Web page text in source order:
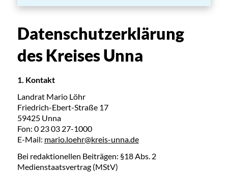
Datenschutzerklärung
des Kreises Unna
1. Kontakt
Landrat Mario Löhr
Friedrich-Ebert-Straße 17
59425 Unna
Fon: 0 23 03 27-1000
E-Mail: mario.loehr@kreis-unna.de
Bei redaktionellen Beiträgen: §18 Abs. 2
Medienstaatsvertrag (MStV)